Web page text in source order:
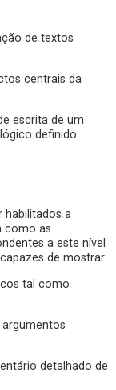
de textos
centrais da
escrita de um
definido.
habilitados a
como as
a este nível
de mostrar:
tal como
detalhado de